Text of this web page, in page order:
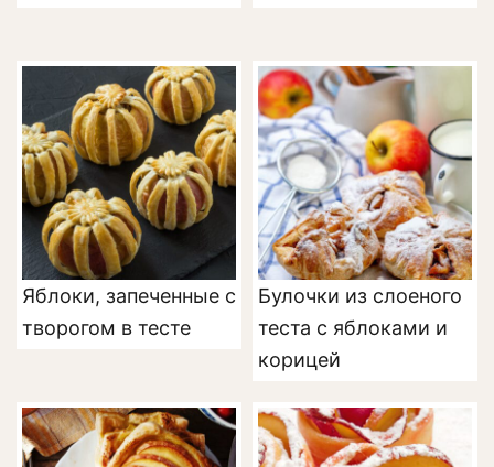
Яблоки, запеченные с
творогом в тесте
Булочки из слоеного
теста с яблоками и
корицей